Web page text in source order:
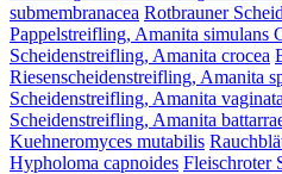
submembranacea Rotbrauner
Pappelstreifling, Amanita simulans
Scheidenstreifling, Amanita crocea
Riesenscheidenstreifling, Amanita
Scheidenstreifling, Amanita
Scheidenstreifling, Amanita
Kuehneromyces mutabilis
Hypholoma capnoides Fleischroter